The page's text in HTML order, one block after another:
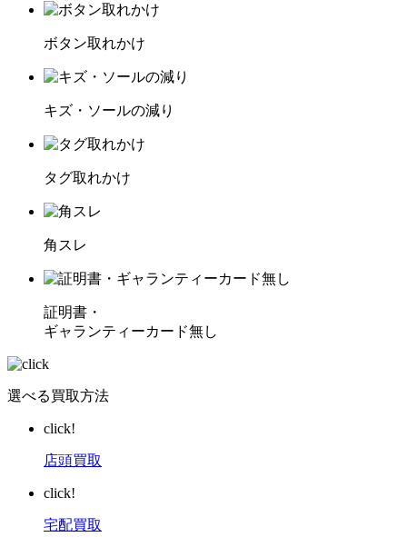
ボタン取れかけ
キズ・ソールの減り
タグ取れかけ
角スレ
証明書・
ギャランティーカード無し
選べる買取方法
click!
店頭買取
click!
宅配買取